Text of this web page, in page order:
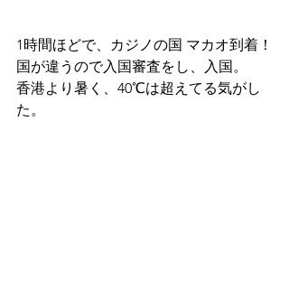
1時間ほどで、カジノの国 マカオ到着！
国が違うので入国審査をし、入国。
香港より暑く、40℃は超えてる気がし
た。